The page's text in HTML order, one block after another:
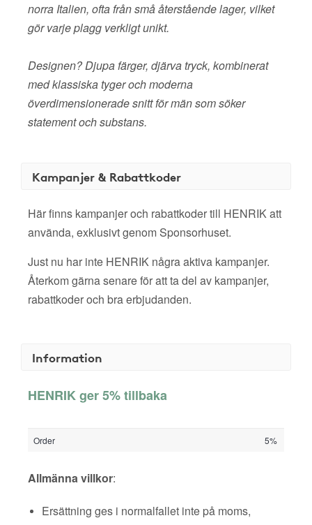
norra Italien, ofta från små återstående lager, vilket
gör varje plagg verkligt unikt.
Designen? Djupa färger, djärva tryck, kombinerat
med klassiska tyger och moderna
överdimensionerade snitt för män som söker
statement och substans.
Kampanjer & Rabattkoder
Här finns kampanjer och rabattkoder till HENRIK att
använda, exklusivt genom Sponsorhuset.
Just nu har inte HENRIK några aktiva kampanjer.
Återkom gärna senare för att ta del av kampanjer,
rabattkoder och bra erbjudanden.
Information
HENRIK ger 5% tillbaka
Order 5%
Allmänna villkor:
Ersättning ges i normalfallet inte på moms,